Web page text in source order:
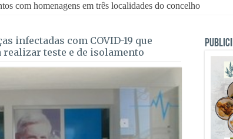
infectadas com COVID-19 que
realizar teste e de isolamento